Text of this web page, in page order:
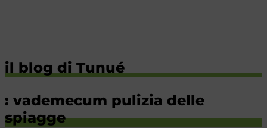
il blog di Tunué
: vademecum pulizia delle
spiagge